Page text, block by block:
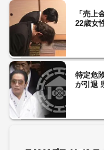
「売
22歳女
特定危
が引退